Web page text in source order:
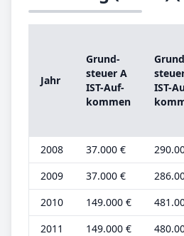
Jahr
Grund­
steu­er A
IST-­Auf­
kom­men
IST-­
2008 37.000 €
2009
37.000 €
2010
149.000 €
2011
149.000 €